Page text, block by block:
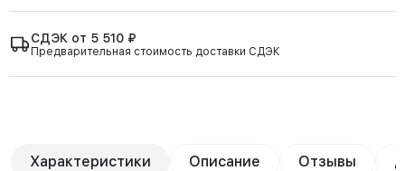
СДЭК от 5 510 ₽
Предварительная стоимость доставки СДЭК
Характеристики Описание Отзывы